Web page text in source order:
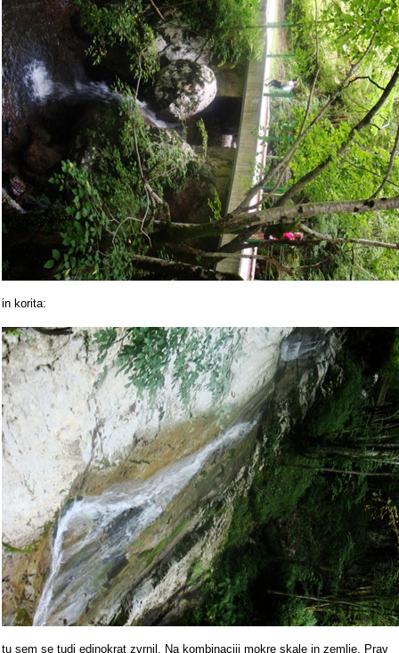
in korita:
tu sem se tudi edinokrat zvrnil. Na kombinaciji mokre skale in zemlje. Prav